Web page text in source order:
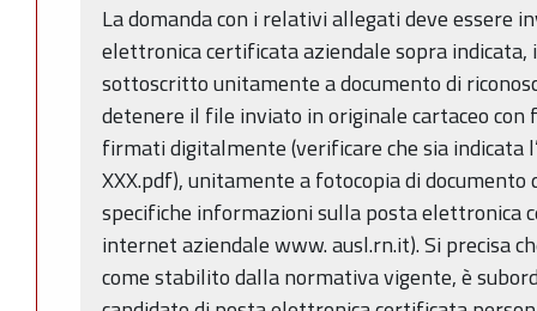
La domanda con i relativi allegati deve essere
elettronica certificata aziendale sopra
sottoscritto unitamente a documento di
detenere il file inviato in originale cartaceo
firmati digitalmente (verificare che sia indicata
XXX.pdf), unitamente a fotocopia di
specifiche informazioni sulla posta elettronica
internet aziendale www. ausl.rn.it). Si precisa
come stabilito dalla normativa vigente, è